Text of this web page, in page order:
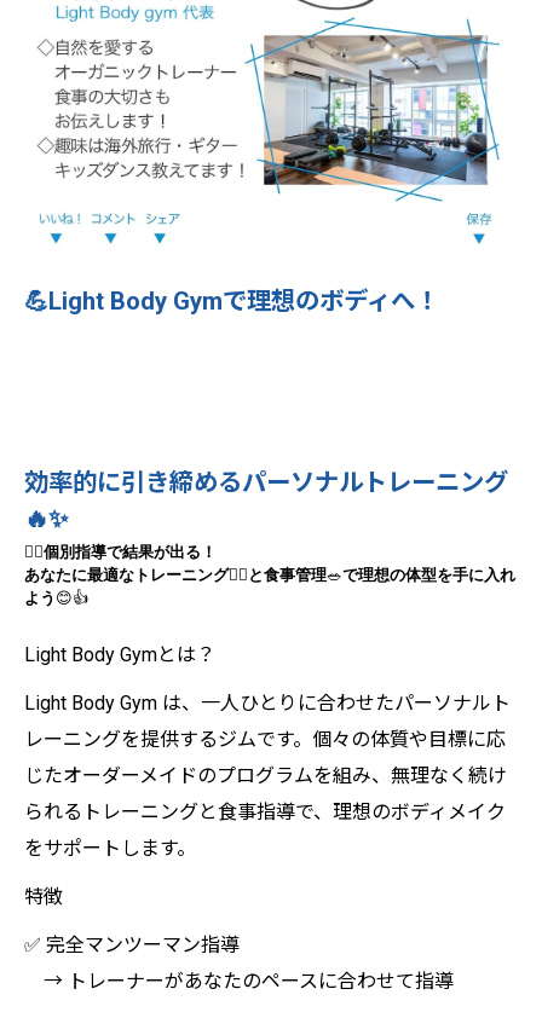
💪Light Body Gymで理想のボディへ！
効率的に引き締めるパーソナルトレーニング
🔥✨
🧘‍♀️個別指導で結果が出る！
あなたに最適なトレーニング🏋️‍♂️ と食事管理🥗で理想の体型を手に入れ
よう 😊👍
Light Body Gymとは？
Light Body Gym は、一人ひとりに合わせたパーソナルト
レーニングを提供するジムです。個々の体質や目標に応
じたオーダーメイドのプログラムを組み、無理なく続け
られるトレーニングと食事指導で、理想のボディメイク
をサポートします。
特徴
✅ 完全マンツーマン指導
→ トレーナーがあなたのペースに合わせて指導